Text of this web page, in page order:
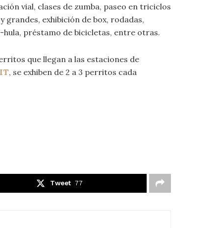
vial, clases de zumba, paseo en triciclos
grandes, exhibición de box, rodadas,
préstamo de bicicletas, entre otras.
que llegan a las estaciones de
, se exhiben de 2 a 3 perritos cada
Tweet 77